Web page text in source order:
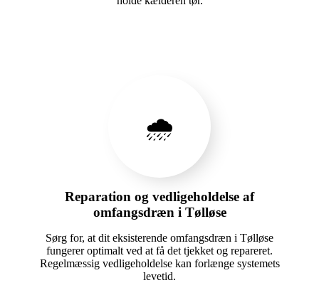
🌧️
Reparation og vedligeholdelse af
omfangsdræn i Tølløse
Sørg for, at dit eksisterende omfangsdræn i Tølløse
fungerer optimalt ved at få det tjekket og repareret.
Regelmæssig vedligeholdelse kan forlænge systemets
levetid.